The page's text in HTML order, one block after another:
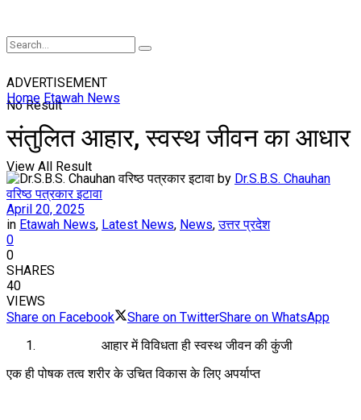
No Result
View All Result
ADVERTISEMENT
Home Etawah News
संतुलित आहार, स्वस्थ जीवन का आधार
by Dr.S.B.S. Chauhan
वरिष्ठ पत्रकार इटावा
April 20, 2025
in Etawah News, Latest News, News,उत्तर प्रदेश
0
0
SHARES
40
VIEWS
Share on Facebook
Share on TwitterShare on WhatsApp
आहार में विविधता ही स्वस्थ जीवन की कुंजी
एक ही पोषक तत्व शरीर के उचित विकास के लिए अपर्याप्त